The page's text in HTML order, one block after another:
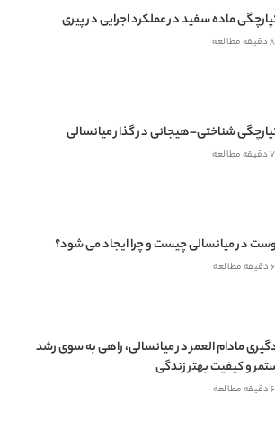
ماده سفید در عملکرد اجرایی در پیری
8 دقیقه مطالعه
شناختی–هیجانی در گذار میانسالی
7 دقیقه مطالعه
در میانسالی چیست و چرا ایجاد می شود؟
6 دقیقه مطالعه
مادام العمر در میانسالی، راهی به سوی رشد
و کیفیت بهتر زندگی
6 دقیقه مطالعه